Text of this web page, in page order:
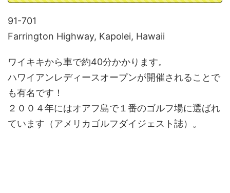
91-701
Farrington Highway, Kapolei, Hawaii
ワイキキから車で約40分かかります。
ハワイアンレディースオープンが開催されることで
も有名です！
２００４年にはオアフ島で１番のゴルフ場に選ばれ
ています（アメリカゴルフダイジェスト誌）。